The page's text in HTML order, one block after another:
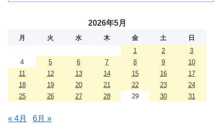
2026年5月
月 火 水 木 金 土
日
1
2
3
4
5 6 7 8 9
10
11
12 13 14 15 16
17
18
19 20 21 22 23
24
25
26 27 28 29 30 31
« 4月 6月 »